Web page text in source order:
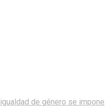
de género se impone